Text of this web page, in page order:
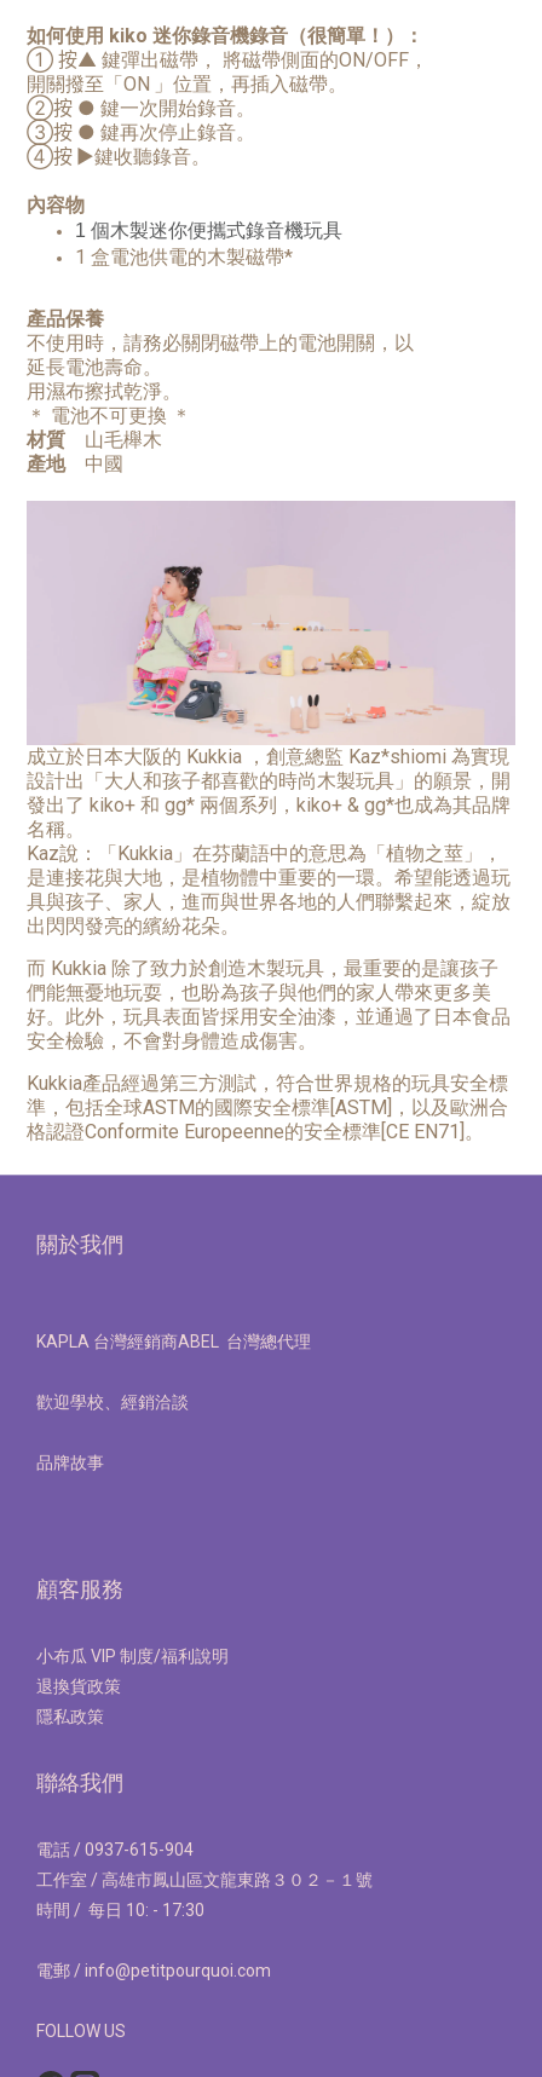
如何使用 kiko 迷你錄音機錄音（很簡單！）：
① 按▲ 鍵彈出磁帶， 將磁帶側面的ON/OFF，
開關撥至「ON 」位置，再插入磁帶。
②按 ● 鍵一次開始錄音。
③按 ● 鍵再次停止錄音。
④按 ▶鍵收聽錄音。
內容物
1 個木製迷你便攜式錄音機玩具
1 盒電池供電的木製磁帶*
產品保養
不使用時，請務必關閉磁帶上的電池開關，以
延長電池壽命。
用濕布擦拭乾淨。
＊ 電池不可更換 ＊
材質 山毛櫸木
產地
中國
成立於日本大阪的 Kukkia ，創意總監 Kaz*shiomi 為實現
設計出「大人和孩子都喜歡的時尚木製玩具」的願景，開
發出了 kiko+ 和 gg* 兩個系列，kiko+ & gg*也成為其品牌
名稱。
Kaz說：「Kukkia」在芬蘭語中的意思為「植物之莖」，
是連接花與大地，是植物體中重要的一環。希望能透過玩
具與孩子、家人，進而與世界各地的人們聯繫起來，綻放
出閃閃發亮的繽紛花朵。
而 Kukkia 除了致力於創造木製玩具，最重要的是讓孩子
們能無憂地玩耍，也盼為孩子與他們的家人帶來更多美
好。此外，玩具表面皆採用安全油漆，並通過了日本食品
安全檢驗，不會對身體造成傷害。
Kukkia產品經過第三方測試，符合世界規格的玩具安全標
準，包括全球ASTM的國際安全標準[ASTM]，以及歐洲合
格認證Conformite Europeenne的安全標準[CE EN71]。
關於我們
KAPLA 台灣經銷商ABEL 台灣總代理
歡迎學校、經銷洽談
品牌故事
顧客服務
小布瓜 VIP 制度/福利說明
退換貨政策
隱私政策
聯絡我們
電話 / 0937-615-904
工作室 / 高雄市鳳山區文龍東路３０２－１號
時間 / 每日 10: - 17:30
電郵 / info@petitpourquoi.com
FOLLOW US